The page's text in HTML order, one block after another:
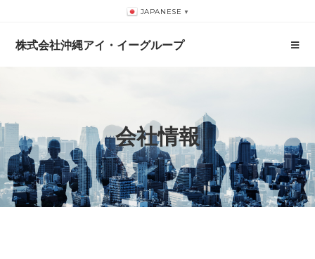
JAPANESE ▼
株式会社沖縄アイ・イーグループ
会社情報